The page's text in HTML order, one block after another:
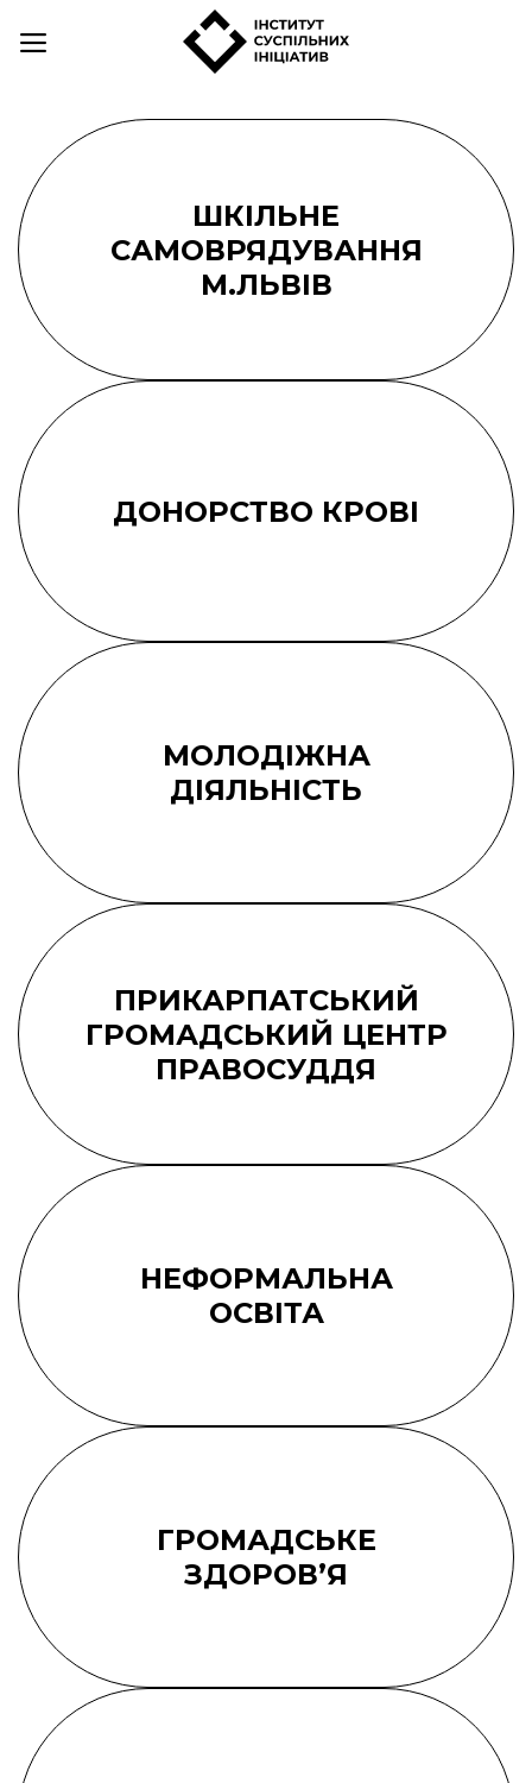
ШКІЛЬНЕ
САМОВРЯДУВАННЯ
М.ЛЬВІВ
ДОНОРСТВО КРОВІ
МОЛОДІЖНА
ДІЯЛЬНІСТЬ
ПРИКАРПАТСЬКИЙ
ГРОМАДСЬКИЙ ЦЕНТР
ПРАВОСУДДЯ
НЕФОРМАЛЬНА
ОСВІТА
ГРОМАДСЬКЕ
ЗДОРОВ’Я